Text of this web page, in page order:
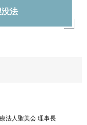
法
法人聖美会 理事長